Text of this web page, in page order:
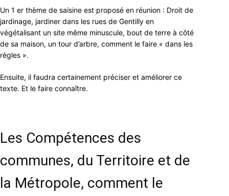
Un 1 er thème de saisine est proposé en réunion : Droit de
jardinage, jardiner dans les rues de Gentilly en
végétalisant un site même minuscule, bout de terre à côté
de sa maison, un tour d’arbre, comment le faire « dans les
règles ».
Ensuite, il faudra certainement préciser et améliorer ce
texte. Et le faire connaître.
Les Compétences des
communes, du Territoire et de
la Métropole, comment le